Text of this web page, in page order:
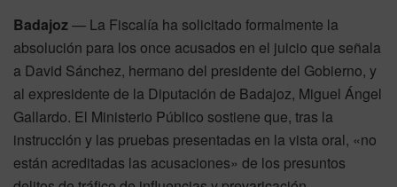
Badajoz— La Fiscalía ha solicitado formalmente la
absolución para los once acusados en el juicio que señala
a David Sánchez, hermano del presidente del Gobierno, y
al expresidente de la Diputación de Badajoz, Miguel Ángel
Gallardo. El Ministerio Público sostiene que, tras la
instrucción y las pruebas presentadas en la vista oral, «no
están acreditadas las acusaciones» de los presuntos